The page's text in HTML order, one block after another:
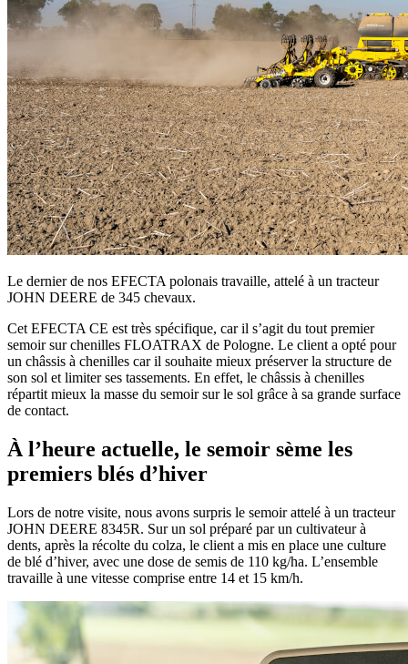
Le dernier de nos EFECTA polonais travaille, attelé à un tracteur
JOHN DEERE de 345 chevaux.
Cet EFECTA CE est très spécifique, car il s’agit du tout premier
semoir sur chenilles FLOATRAX de Pologne. Le client a opté pour
un châssis à chenilles car il souhaite mieux préserver la structure de
son sol et limiter ses tassements. En effet, le châssis à chenilles
répartit mieux la masse du semoir sur le sol grâce à sa grande surface
de contact.
À l’heure actuelle, le semoir sème les
premiers blés d’hiver
Lors de notre visite, nous avons surpris le semoir attelé à un tracteur
JOHN DEERE 8345R. Sur un sol préparé par un cultivateur à
dents, après la récolte du colza, le client a mis en place une culture
de blé d’hiver, avec une dose de semis de 110 kg/ha. L’ensemble
travaille à une vitesse comprise entre 14 et 15 km/h.